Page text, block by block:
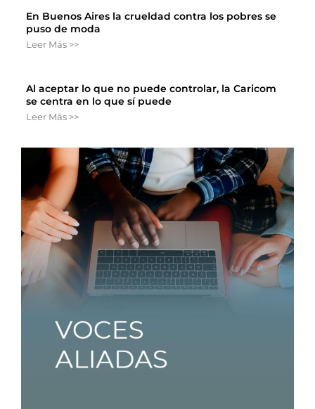
En Buenos Aires la crueldad contra los pobres se
puso de moda
Leer Más >>
Al aceptar lo que no puede controlar, la Caricom
se centra en lo que sí puede
Leer Más >>